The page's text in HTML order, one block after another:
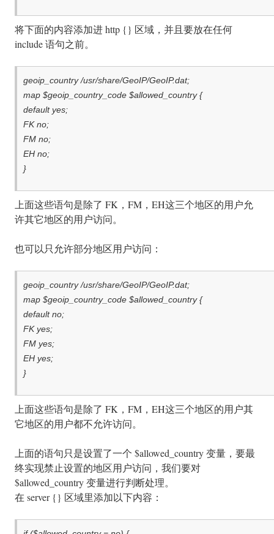
将下面的内容添加进 http {} 区域，并且要放在任何
include 语句之前。
geoip_country /usr/share/GeoIP/GeoIP.dat;
map $geoip_country_code $allowed_country {
default yes;
FK no;
FM no;
EH no;
}
上面这些语句是除了 FK，FM，EH这三个地区的用户允
许其它地区的用户访问。
也可以只允许部分地区用户访问：
geoip_country /usr/share/GeoIP/GeoIP.dat;
map $geoip_country_code $allowed_country {
default no;
FK yes;
FM yes;
EH yes;
}
上面这些语句是除了 FK，FM，EH这三个地区的用户其
它地区的用户都不允许访问。
上面的语句只是设置了一个 $allowed_country 变量，要最
终实现禁止设置的地区用户访问，我们要对
$allowed_country 变量进行判断处理。
在 server {} 区域里添加以下内容：